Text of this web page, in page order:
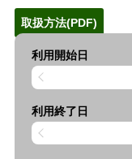
取扱方法(PDF)
利用開始日
利用終了日